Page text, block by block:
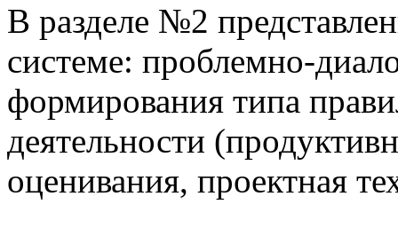
В разделе №2
системе: проблемно-
формирования типа
деятельности
оценивания, проектная